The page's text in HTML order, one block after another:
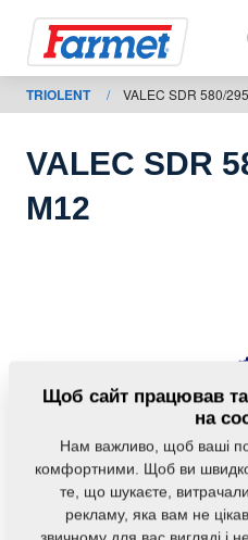
Назад
на
Farmet
TRIOLENT / VALEC SDR 580/
VALEC SDR
M12
Щоб сайт працював
на
Нам важливо, щоб ваші
комфортними. Щоб ви
те, що шукаєте,
рекламу, яка вам не